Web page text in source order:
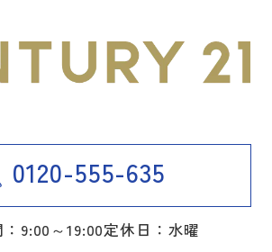
0120-555-635
9:00～19:00定休日：水曜